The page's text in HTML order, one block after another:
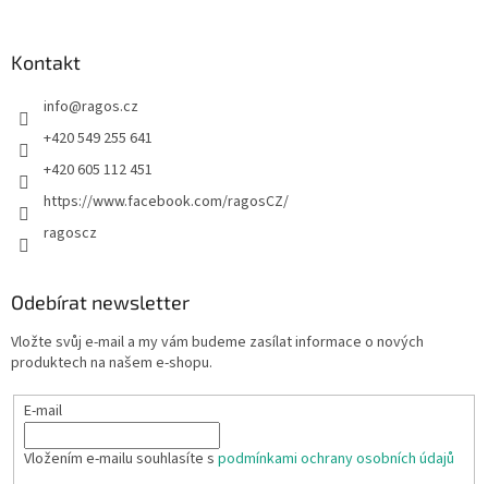
Kontakt
info@ragos.cz
+420 549 255 641
+420 605 112 451
https://www.facebook.com/ragosCZ/
ragoscz
Odebírat newsletter
Vložte svůj e-mail a my vám budeme zasílat informace o nových
produktech na našem e-shopu.
E-mail
Vložením e-mailu souhlasíte s podmínkami ochrany osobních údajů